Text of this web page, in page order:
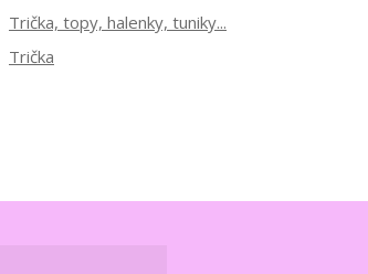
Trička, topy, halenky, tuniky...
Trička